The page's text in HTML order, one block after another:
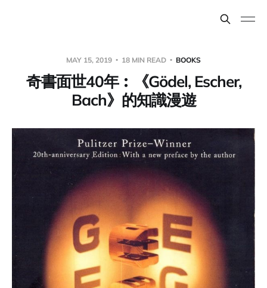
MAY 15, 2019 18 MIN READ BOOKS
奇書面世40年︰《Gödel, Escher,
Bach》的知識漫遊